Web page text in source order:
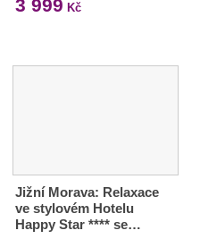
3 999 Kč
Jižní Morava: Relaxace
ve stylovém Hotelu
Happy Star **** se…